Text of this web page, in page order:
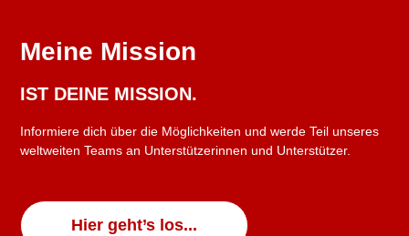
Meine Mission
IST DEINE MISSION.
Informiere dich über die Möglichkeiten und werde Teil unseres
weltweiten Teams an Unterstützerinnen und Unterstützer.
Hier geht’s los...